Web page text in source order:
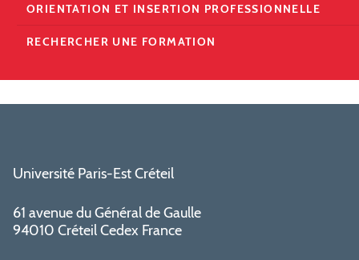
ORIENTATION ET INSERTION PROFESSIONNELLE
RECHERCHER UNE FORMATION
Université Paris-Est Créteil
61 avenue du Général de Gaulle
94010 Créteil Cedex France